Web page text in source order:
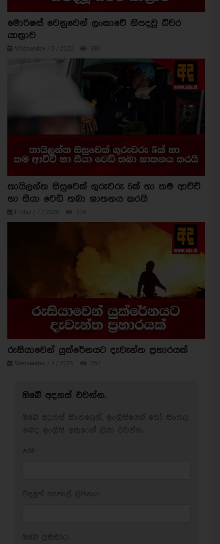
මොරිෂස් වෙනුවෙන් ලංකාවේ නිපදවූ ධීවර
යාත්‍රාව
Wednesday / 5 / 2026 386
තායිලන්ත සිසුවෙක් ගුරුවරු 5ක් හා තම ආච්චි
හා සීයා වෙඩි තබා ඝාතනය කරයි
Friday / 7 / 2026 376
රුසියාවෙන් යුක්රේනයට දැවැන්ත ප්‍රහාරයක්
Wednesday / 5 / 2026 352
ඔබේ අදහස් එවන්න.